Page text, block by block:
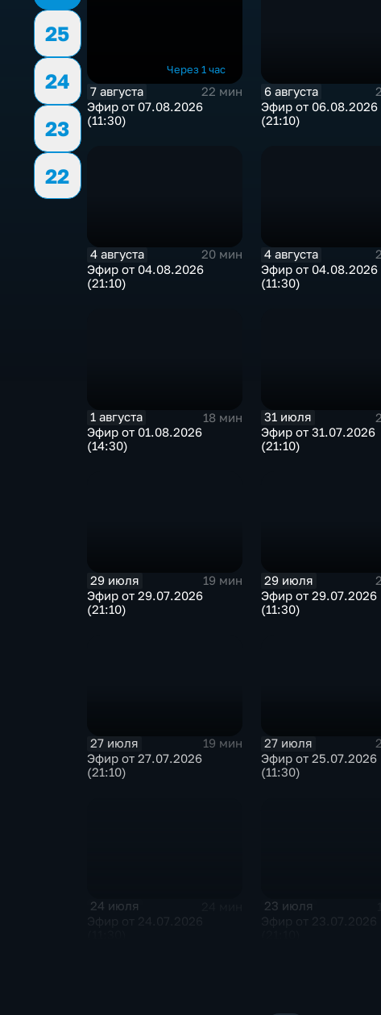
25
24
23
22
Через 1 час
7 августа
22 мин
Эфир от 07.08.2026
(11:30)
6 августа
Эфир от 06.08.2026
(21:10)
4 августа
20 мин
Эфир от 04.08.2026
(21:10)
4 августа
Эфир от 04.08.2026
(11:30)
1 августа
18 мин
Эфир от 01.08.2026
(14:30)
31 июля
Эфир от 31.07.2026
(21:10)
29 июля
19 мин
Эфир от 29.07.2026
(21:10)
29 июля
Эфир от 29.07.2026
(11:30)
27 июля
19 мин
Эфир от 27.07.2026
(21:10)
27 июля
Эфир от 25.07.2026
(11:30)
24 июля 23 июля